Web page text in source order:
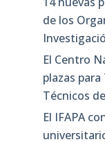
de los
El Centro
plazas
Técnicos
El IFAPA